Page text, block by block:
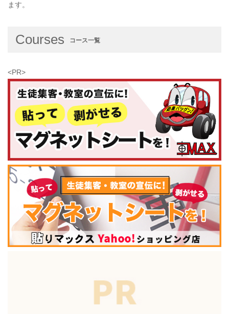
ます。
Courses コース一覧
<PR>